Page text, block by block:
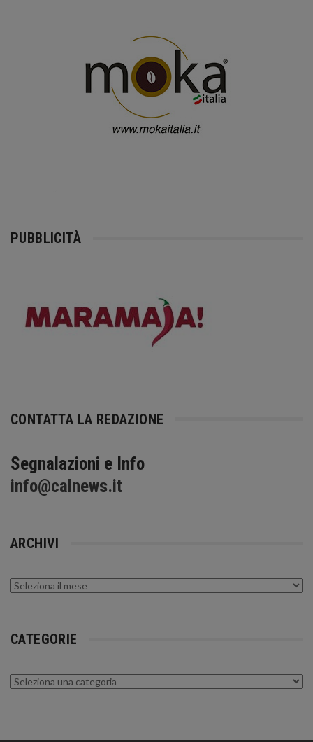
PUBBLICITÀ
CONTATTA LA REDAZIONE
Segnalazioni e Info
info@calnews.it
ARCHIVI
Archivi
CATEGORIE
Categorie